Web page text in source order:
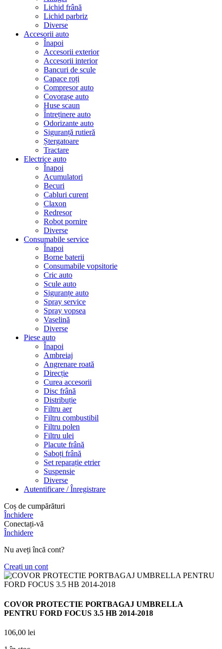
Lichid frână
Lichid parbriz
Diverse
Accesorii auto
Înapoi
Accesorii exterior
Accesorii interior
Bancuri de scule
Capace roți
Compresor auto
Covorașe auto
Huse scaun
Întreținere auto
Odorizante auto
Siguranță rutieră
Ștergatoare
Tractare
Electrice auto
Înapoi
Acumulatori
Becuri
Cabluri curent
Claxon
Redresor
Robot pornire
Diverse
Consumabile service
Înapoi
Borne baterii
Consumabile vopsitorie
Cric auto
Scule auto
Siguranțe auto
Spray service
Spray vopsea
Vaselină
Diverse
Piese auto
Înapoi
Ambreiaj
Angrenare roată
Direcție
Curea accesorii
Disc frână
Distribuție
Filtru aer
Filtru combustibil
Filtru polen
Filtru ulei
Placute frână
Saboți frână
Set reparație etrier
Suspensie
Diverse
Autentificare / Înregistrare
Coș de cumpărături
Închidere
Conectați-vă
Închidere
Nu aveți încă cont?
Creați un cont
COVOR PROTECTIE PORTBAGAJ UMBRELLA
PENTRU FORD FOCUS 3.5 HB 2014-2018
106,00 lei